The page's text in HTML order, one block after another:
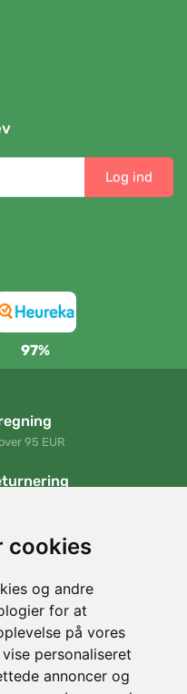
cookies
og andre
for at
på vores
personaliseret
annoncer og
Log ind
97%
95 EUR
ordre når som helst inden for
Læs mere